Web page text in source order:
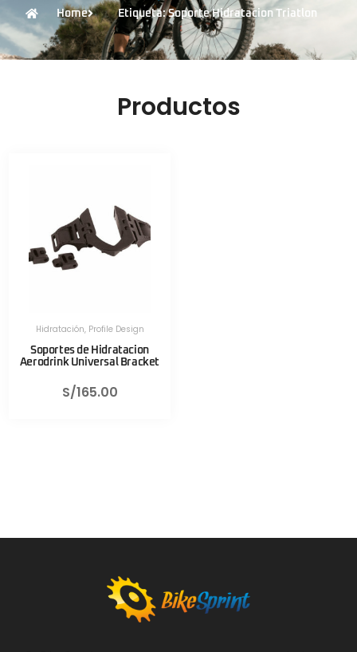
Home Etiqueta: Soporte Hidratacion Triatlon
Productos
Hidratación, Profile Design
Soportes de Hidratacion
Aerodrink Universal Bracket
S/165.00